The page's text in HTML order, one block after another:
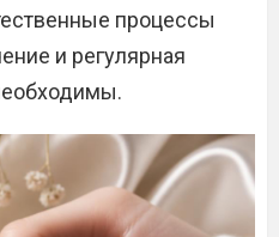
процессы
и регулярная